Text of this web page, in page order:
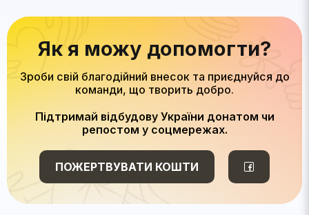
Як я можу допомогти?
Зроби свій благодійний внесок та приєднуйся до
команди, що творить добро.
Підтримай відбудову України донатом чи
репостом у соцмережах.
ПОЖЕРТВУВАТИ КОШТИ